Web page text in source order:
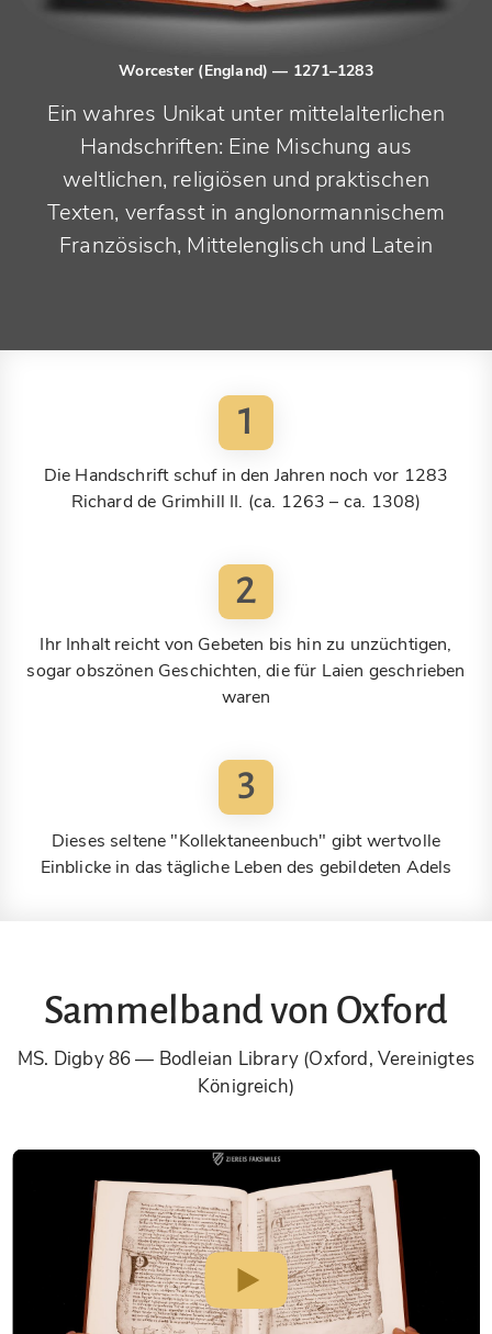
Worcester (England)— 1271–1283
Ein wahres Unikat unter mittelalterlichen
Handschriften: Eine Mischung aus
weltlichen, religiösen und praktischen
Texten, verfasst in anglonormannischem
Französisch, Mittelenglisch und Latein
1
Die Handschrift schuf in den Jahren noch vor 1283
Richard de Grimhill II. (ca. 1263 – ca. 1308)
2
Ihr Inhalt reicht von Gebeten bis hin zu unzüchtigen,
sogar obszönen Geschichten, die für Laien geschrieben
waren
3
Dieses seltene "Kollektaneenbuch" gibt wertvolle
Einblicke in das tägliche Leben des gebildeten Adels
Sammelband von Oxford
MS. Digby 86
Bodleian Library (Oxford, Vereinigtes
Königreich)